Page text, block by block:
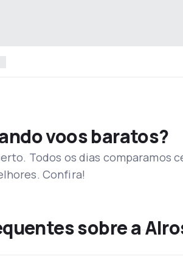
voos baratos?
Todos os dias comparamos
Confira!
sobre a